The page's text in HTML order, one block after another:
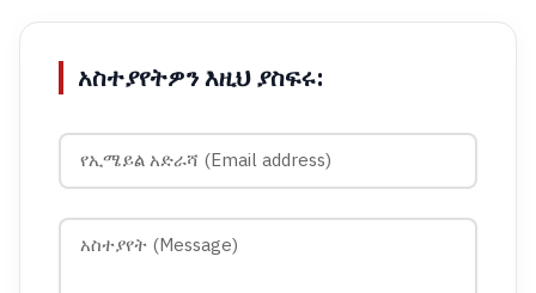
አስተያየትዎን እዚህ ያስፍሩ: